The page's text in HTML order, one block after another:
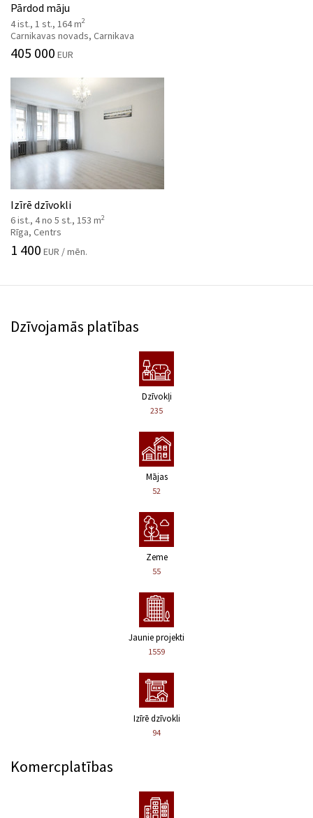
Pārdod māju
4 ist., 1 st., 164 m2
Carnikavas novads, Carnikava
405 000 EUR
Izīrē dzīvokli
6 ist., 4 no 5 st., 153 m2
Rīga, Centrs
1 400 EUR / mēn.
Dzīvojamās platības
Dzīvokļi
235
Mājas
52
Zeme
55
Jaunie projekti
1559
Izīrē dzīvokli
94
Komercplatības